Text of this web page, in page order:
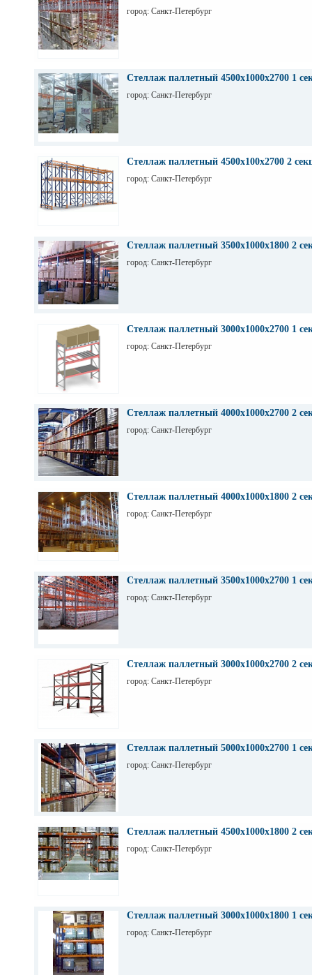
город: Санкт-Петербург
Стеллаж паллетный 4500х1000х2700 1
город: Санкт-Петербург
Стеллаж паллетный 4500х100х2700 2
город: Санкт-Петербург
Стеллаж паллетный 3500х1000х1800 2
город: Санкт-Петербург
Стеллаж паллетный 3000х1000х2700 1
город: Санкт-Петербург
Стеллаж паллетный 4000х1000х2700 2
город: Санкт-Петербург
Стеллаж паллетный 4000х1000х1800 2
город: Санкт-Петербург
Стеллаж паллетный 3500х1000х2700 1
город: Санкт-Петербург
Стеллаж паллетный 3000х1000х2700 2
город: Санкт-Петербург
Стеллаж паллетный 5000х1000х2700 1
город: Санкт-Петербург
Стеллаж паллетный 4500х1000х1800 2
город: Санкт-Петербург
Стеллаж паллетный 3000х1000х1800 1
город: Санкт-Петербург